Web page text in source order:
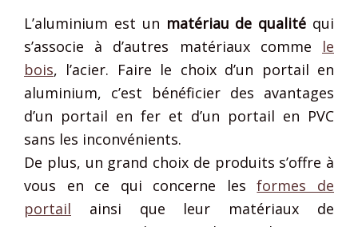
L’aluminium est un matériau de qualité qui
s’associe à d’autres matériaux comme le
bois, l’acier. Faire le choix d’un portail en
aluminium, c’est bénéficier des avantages
d’un portail en fer et d’un portail en PVC
sans les inconvénients.
De plus, un grand choix de produits s’offre à
vous en ce qui concerne lesformes de
portail ainsi que leur matériaux de